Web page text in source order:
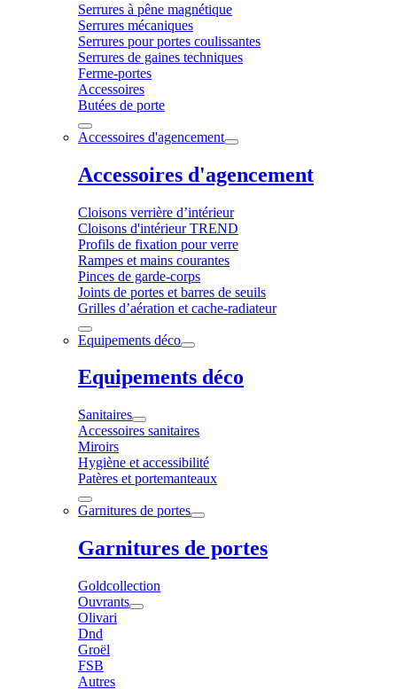
Serrures à pêne magnétique
Serrures mécaniques
Serrures pour portes coulissantes
Serrures de gaines techniques
Ferme-portes
Accessoires
Butées de porte
Accessoires d'agencement
Accessoires d'agencement
Cloisons verrière d’intérieur
Cloisons d'intérieur TREND
Profils de fixation pour verre
Rampes et mains courantes
Pinces de garde-corps
Joints de portes et barres de seuils
Grilles d’aération et cache-radiateur
Equipements déco
Equipements déco
Sanitaires
Accessoires sanitaires
Miroirs
Hygiène et accessibilité
Patères et portemanteaux
Garnitures de portes
Garnitures de portes
Goldcollection
Ouvrants
Olivari
Dnd
Groël
FSB
Autres